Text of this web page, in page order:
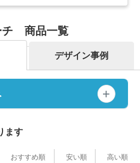
チ 商品一覧
デザイン事例
ます
おすすめ順 安い順 高い順